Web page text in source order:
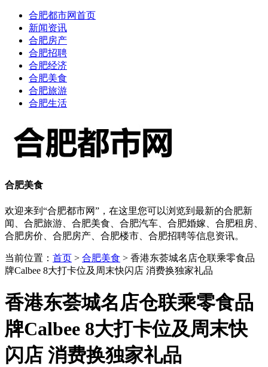
合肥都市网首页
新闻资讯
合肥房产
合肥招聘
合肥经济
合肥美食
合肥旅游
合肥生活
合肥美食
欢迎来到“合肥都市网”，在这里您可以浏览到最新的合肥新
闻、合肥旅游、合肥美食、合肥汽车、合肥婚嫁、合肥租房、
合肥房价、合肥房产、合肥楼市、合肥招聘等信息资讯。
当前位置： 首页 > 合肥美食 > 香港东荟城名店仓联乘零食品
牌Calbee 8大打卡位及周末快闪店 消费换独家礼品
香港东荟城名店仓联乘零食品
牌Calbee 8大打卡位及周末快
闪店 消费换独家礼品